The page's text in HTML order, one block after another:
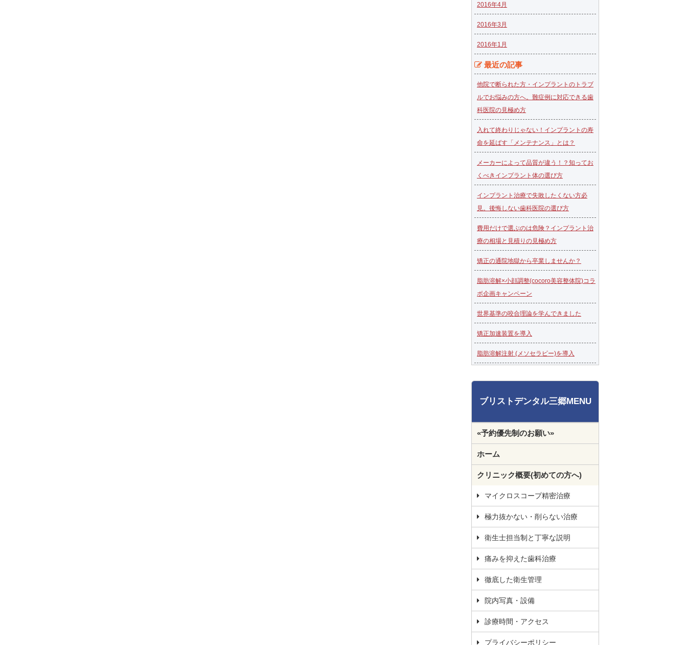
2016年4月
2016年3月
2016年1月
最近の記事
他院で断られた方・インプラントのトラブ
ルでお悩みの方へ。難症例に対応できる歯
科医院の見極め方
入れて終わりじゃない！インプラントの寿
命を延ばす「メンテナンス」とは？
メーカーによって品質が違う！？知ってお
くべきインプラント体の選び方
インプラント治療で失敗したくない方必
見。後悔しない歯科医院の選び方
費用だけで選ぶのは危険？インプラント治
療の相場と見積りの見極め方
矯正の通院地獄から卒業しませんか？
脂肪溶解×小顔調整(cocoro美容整体院)コラ
ボ企画キャンペーン
世界基準の咬合理論を学んできました
矯正加速装置を導入
脂肪溶解注射 (メソセラピー)を導入
ブリストデンタル三郷MENU
«予約優先制のお願い»
ホーム
クリニック概要(初めての方へ)
マイクロスコープ精密治療
極力抜かない・削らない治療
衛生士担当制と丁寧な説明
痛みを抑えた歯科治療
徹底した衛生管理
院内写真・設備
診療時間・アクセス
プライバシーポリシー